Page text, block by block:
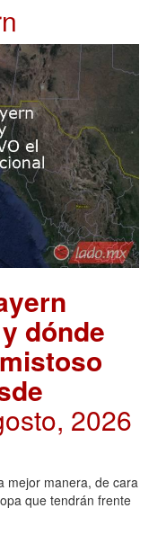
dónde
2026
mejor manera, de cara
que tendrán frente